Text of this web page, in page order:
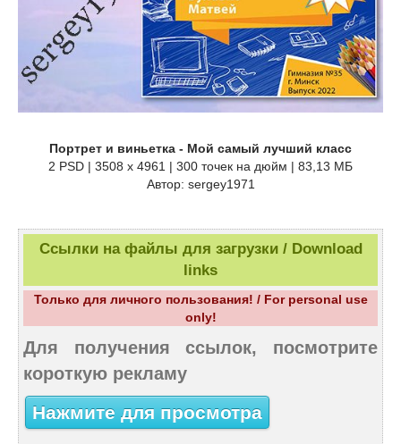
Портрет и виньетка - Мой самый лучший класс
2 PSD | 3508 x 4961 | 300 точек на дюйм | 83,13 МБ
Автор: sergey1971
Ссылки на файлы для загрузки / Download
links
Только для личного пользования! / For personal use
only!
Для получения ссылок, посмотрите
короткую рекламу
Нажмите для просмотра